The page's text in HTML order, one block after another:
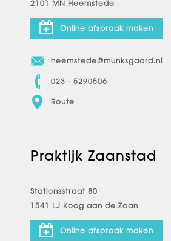
2101 MN Heemstede
Online afspraak maken
heemstede@munksgaard.nl
023 - 5290506
Route
Praktijk Zaanstad
Stationsstraat 80
1541 LJ Koog aan de Zaan
Online afspraak maken